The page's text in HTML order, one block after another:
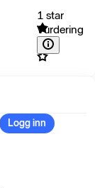
1 star
Vurdering
Logg inn